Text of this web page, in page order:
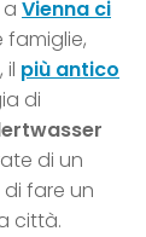
Vienna ci
il più antico
di
di un
fare un
città.